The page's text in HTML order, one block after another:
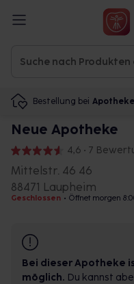
Bestellung bei
Neue Apotheke
4,6 • 7
Mittelstr. 46 46
88471 Laupheim
Geschlossen • Öffnet morgen
Bei dieser Apotheke
möglich. Du kannst